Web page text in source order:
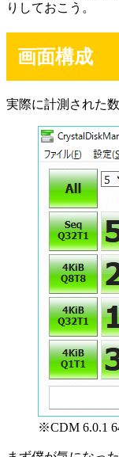
りしておこう。
画面構成
実際に計測された
※CDM 6.0.1